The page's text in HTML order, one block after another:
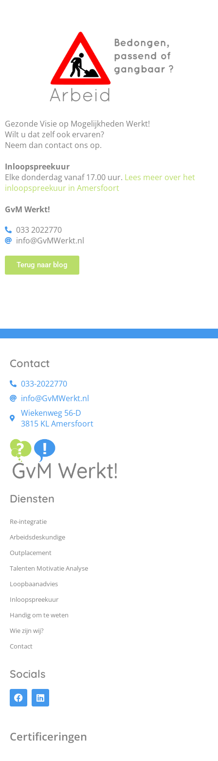
Gezonde Visie op Mogelijkheden Werkt!
Wilt u dat zelf ook ervaren?
Neem dan contact ons op.
Inloopspreekuur
Elke donderdag vanaf 17.00 uur. Lees meer over het
inloopspreekuur in Amersfoort
GvM Werkt!
033 2022770
info@GvMWerkt.nl
Terug naar blog
Contact
033-2022770
info@GvMWerkt.nl
Wiekenweg 56-D
3815 KL Amersfoort
Diensten
Re-integratie
Arbeidsdeskundige
Outplacement
Talenten Motivatie Analyse
Loopbaanadvies
Inloopspreekuur
Handig om te weten
Wie zijn wij?
Contact
Socials
Certificeringen